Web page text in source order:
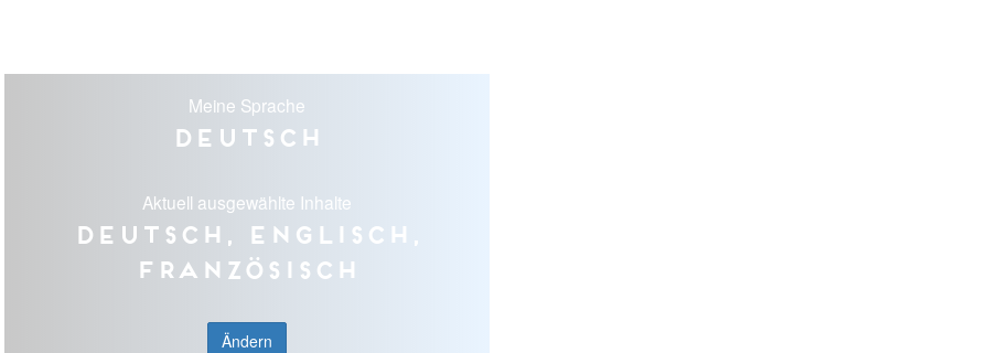
Meine Sprache
Deutsch
Aktuell ausgewählte Inhalte
Deutsch, Englisch,
Französisch
Ändern